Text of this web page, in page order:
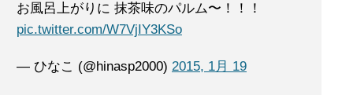
お風呂上がりに 抹茶味のパルム〜！！！
pic.twitter.com/W7VjIY3KSo
— ひなこ (@hinasp2000) 2015, 1月 19